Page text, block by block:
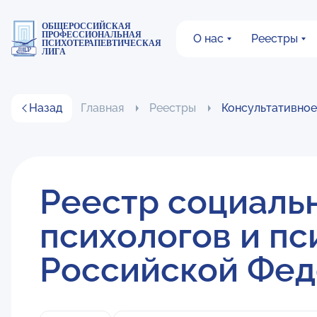
ОБЩЕРОССИЙСКАЯ
ПРОФЕССИОНАЛЬНАЯ
ПСИХОТЕРАПЕВТИЧЕСКАЯ
ЛИГА
О нас Реестры
Назад Главная Реестры Консультативное
Реестр
психологов и
Российской